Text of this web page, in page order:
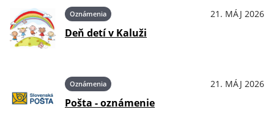
Oznámenia 21. MÁJ 2026
Deň detí v Kaluži
Oznámenia 21. MÁJ 2026
Pošta - oznámenie